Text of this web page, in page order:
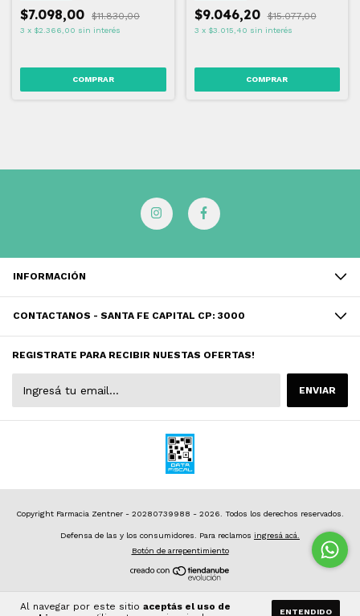
Al navegar por este sitio aceptás el uso de
ENTENDIDO
$7.098,00 $11.830,00
3 x $2.366,00 sin interés
$9.046,20 $15.077,00
3 x $3.015,40 sin interés
INFORMACIÓN
CONTACTANOS - SANTA FE CAPITAL CP: 3000
REGISTRATE PARA RECIBIR NUESTAS OFERTAS!
Copyright Farmacia Zentner - 20280739988 - 2026. Todos los derechos reservados.
Defensa de las y los consumidores. Para reclamos ingresá acá.
Botón de arrepentimiento